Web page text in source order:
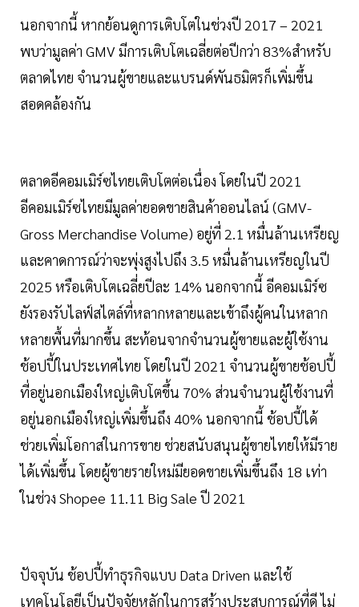
นอกจากนี้ หากย้อนดูการเติบโตในช่วงปี 2017 – 2021
พบว่ามูลค่า GMV มีการเติบโตเฉลี่ยต่อปีกว่า 83%สำหรับ
ตลาดไทย จำนวนผู้ขายและแบรนด์พันธมิตรก็เพิ่มขึ้น
สอดคล้องกัน
ตลาดอีคอมเมิร์ซไทยเติบโตต่อเนื่อง โดยในปี 2021
อีคอมเมิร์ซไทยมีมูลค่ายอดขายสินค้าออนไลน์ (GMV-
Gross Merchandise Volume) อยู่ที่ 2.1 หมื่นล้านเหรียญ
และคาดการณ์ว่าจะพุ่งสูงไปถึง 3.5 หมื่นล้านเหรียญในปี
2025 หรือเติบโตเฉลี่ยปีละ 14% นอกจากนี้ อีคอมเมิร์ซ
ยังรองรับไลฟ์สไตล์ที่หลากหลายและเข้าถึงผู้คนในหลาก
หลายพื้นที่มากขึ้น สะท้อนจากจำนวนผู้ขายและผู้ใช้งาน
ช้อปปี้ในประเทศไทย โดยในปี 2021 จำนวนผู้ขายช้อปปี้
ที่อยู่นอกเมืองใหญ่เติบโตขึ้น 70% ส่วนจำนวนผู้ใช้งานที่
อยู่นอกเมืองใหญ่เพิ่มขึ้นถึง 40% นอกจากนี้ ช้อปปี้ได้
ช่วยเพิ่มโอกาสในการขาย ช่วยสนับสนุนผู้ขายไทยให้มีราย
ได้เพิ่มขึ้น โดยผู้ขายรายใหม่มียอดขายเพิ่มขึ้นถึง 18 เท่า
ในช่วง Shopee 11.11 Big Sale ปี 2021
ปัจจุบัน ช้อปปี้ทำธุรกิจแบบ Data Driven และใช้
เทคโนโลยีเป็นปัจจัยหลักในการสร้างประสบการณ์ที่ดี ไม่